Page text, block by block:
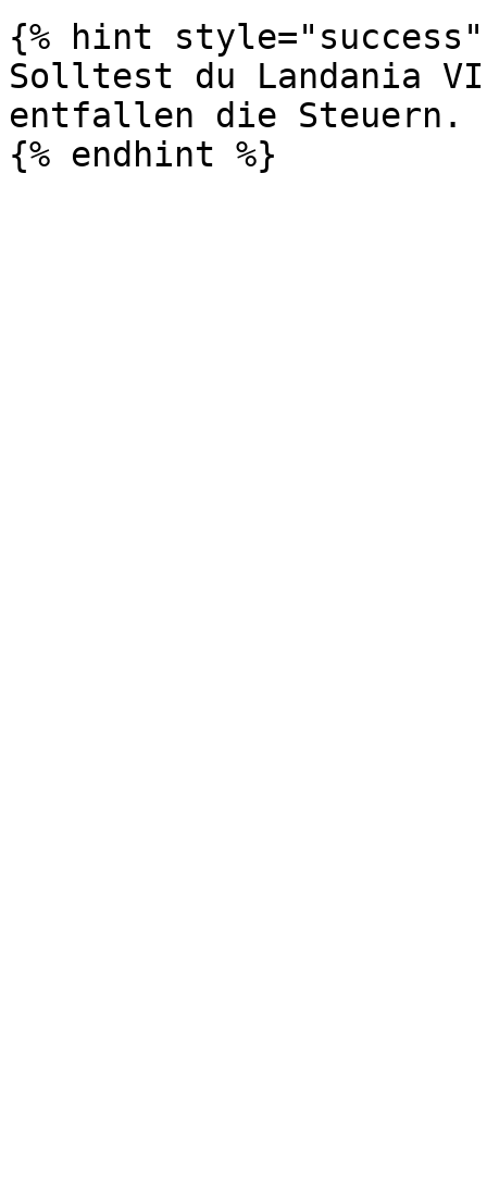
{% hint style="success"
Solltest du Landania
entfallen die Steuern.